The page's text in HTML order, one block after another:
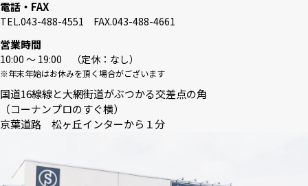
電話・FAX
TEL.043-488-4551 FAX.043-488-4661
営業時間
10:00 〜 19:00 （定休：なし）
※年末年始はお休みを頂く場合がございます
国道16線線と大網街道がぶつかる交差点の角
（コーナンプロのすぐ横）
京葉道路 松ヶ丘インターから１分